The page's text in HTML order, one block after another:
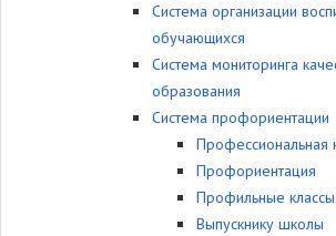
Система организации
обучающихся
Система мониторинга
образования
Система профориентации
Профессиональная
Профориентация
Профильные классы
Выпускнику школы